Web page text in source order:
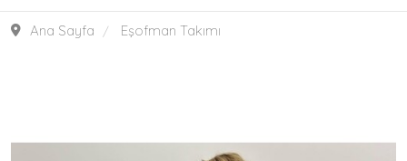
Ana Sayfa Eşofman Takımı